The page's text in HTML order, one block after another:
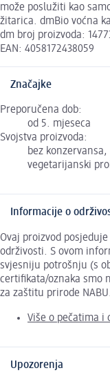
može poslužiti kao
žitarica. dmBio voćna
dm broj proizvoda:
EAN: 4058172438059
Značajke
Preporučena dob:
od 5. mjeseca
Svojstva proizvoda:
bez
vegetarijanski
Informacije o
Ovaj proizvod
održivosti. S ovom
svjesniju potrošnju (s
certifikata/oznaka smo
za zaštitu prirode NABU.
Više o pečatima i
Upozorenja